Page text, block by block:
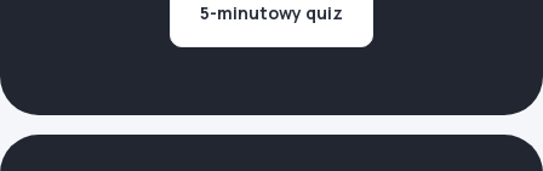
5-minutowy quiz